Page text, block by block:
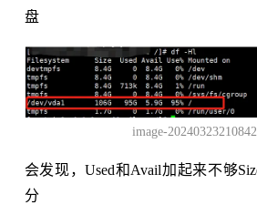
盘
image-
会发现，Used和Avail加起来不够
分